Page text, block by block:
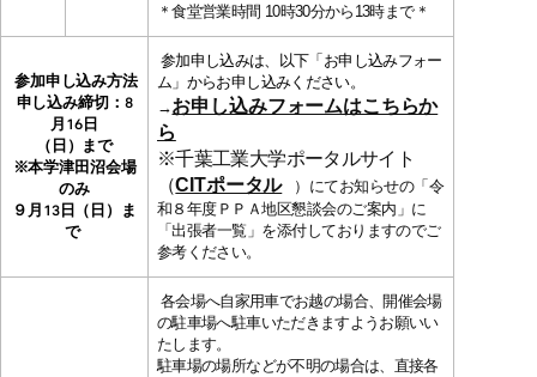
＊食堂営業時間 10時30分から13時まで＊
参加申し込み方法
申し込み締切：8
月16日
（日）まで
※本学津田沼会場
のみ
９月13日（日）ま
で
参加申し込みは、以下「お申し込みフォー
ム」からお申し込みください。
→お申し込みフォームはこちらか
ら
※千葉工業大学ポータルサイト
（CITポータル
）にてお知らせの「令
和８年度ＰＰＡ地区懇談会のご案内」に
「出張者一覧」を添付しており ますのでご
参考ください。
各会場へ自家用車でお越の場合、開催会場
の駐車場へ駐車いただきますようお願いい
たします。
駐車場の場所などが不明の場合は、直接各